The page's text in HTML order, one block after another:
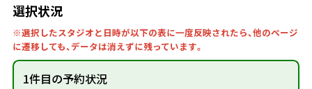
選択状況
※選択したスタジオと日時が以下の表に一度反映されたら、他のページ
に遷移しても、データは消えずに残っています。
1件目の予約状況